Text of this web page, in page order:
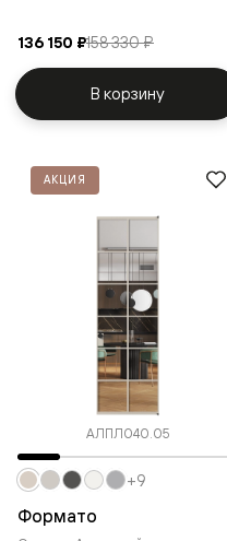
136 150 ₽158 330 ₽
В корзину
АКЦИЯ
АЛПЛ040.05
Формато
+9